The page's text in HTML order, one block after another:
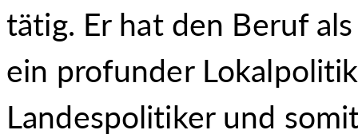
tätig. Er hat den Beruf
ein profunder
Landespolitiker und